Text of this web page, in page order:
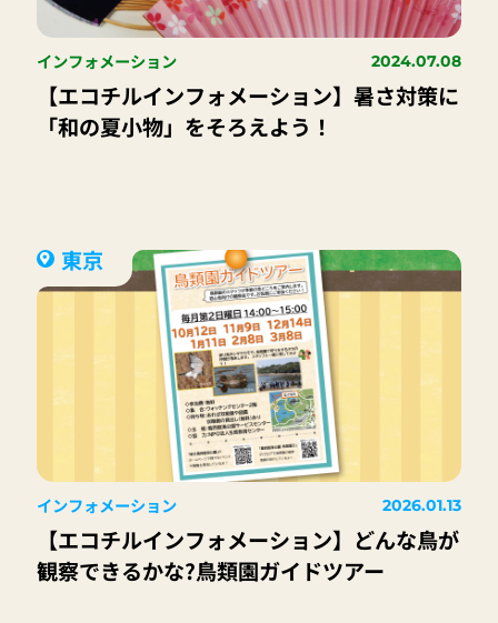
インフォメーション 2024.07.08
【エコチルインフォメーション】暑さ対策に
「和の夏小物」をそろえよう！
東京
インフォメーション 2026.01.13
【エコチルインフォメーション】どんな鳥が
観察できるかな?鳥類園ガイドツアー